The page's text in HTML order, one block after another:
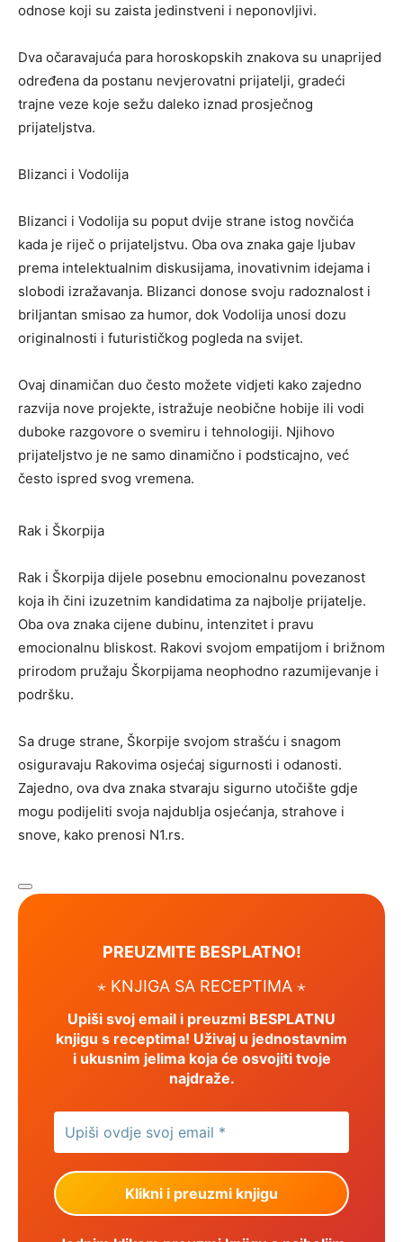
odnose koji su zaista jedinstveni i neponovljivi.
Dva očaravajuća para horoskopskih znakova su unaprijed
određena da postanu nevjerovatni prijatelji, gradeći
trajne veze koje sežu daleko iznad prosječnog
prijateljstva.
Blizanci i Vodolija
Blizanci i Vodolija su poput dvije strane istog novčića
kada je riječ o prijateljstvu. Oba ova znaka gaje ljubav
prema intelektualnim diskusijama, inovativnim idejama i
slobodi izražavanja. Blizanci donose svoju radoznalost i
briljantan smisao za humor, dok Vodolija unosi dozu
originalnosti i futurističkog pogleda na svijet.
Ovaj dinamičan duo često možete vidjeti kako zajedno
razvija nove projekte, istražuje neobične hobije ili vodi
duboke razgovore o svemiru i tehnologiji. Njihovo
prijateljstvo je ne samo dinamično i podsticajno, već
često ispred svog vremena.
Rak i Škorpija
Rak i Škorpija dijele posebnu emocionalnu povezanost
koja ih čini izuzetnim kandidatima za najbolje prijatelje.
Oba ova znaka cijene dubinu, intenzitet i pravu
emocionalnu bliskost. Rakovi svojom empatijom i brižnom
prirodom pružaju Škorpijama neophodno razumijevanje i
podršku.
Sa druge strane, Škorpije svojom strašću i snagom
osiguravaju Rakovima osjećaj sigurnosti i odanosti.
Zajedno, ova dva znaka stvaraju sigurno utočište gdje
mogu podijeliti svoja najdublja osjećanja, strahove i
snove, kako prenosi N1.rs.
PREUZMITE BESPLATNO!
⋆ KNJIGA SA RECEPTIMA ⋆
Upiši svoj email i preuzmi BESPLATNU
knjigu s receptima! Uživaj u jednostavnim
i ukusnim jelima koja će osvojiti tvoje
najdraže.